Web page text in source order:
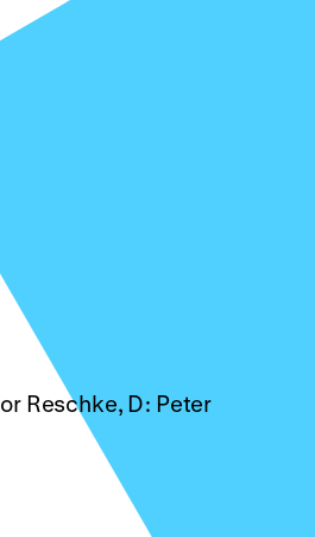
Reschke, D: Peter